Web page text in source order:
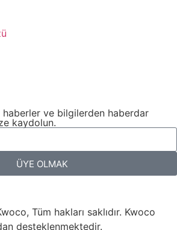
haberler ve bilgilerden haberdar
kaydolun.
ÜYE OLMAK
Tüm hakları saklıdır. Kwoco
desteklenmektedir.